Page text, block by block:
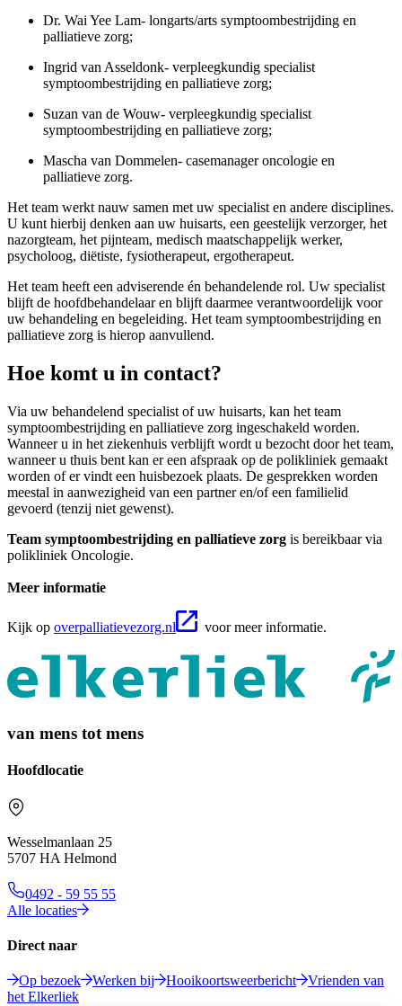
Dr. Wai Yee Lam- longarts/arts symptoombestrijding en
palliatieve zorg;
Ingrid van Asseldonk- verpleegkundig specialist
symptoombestrijding en palliatieve zorg;
Suzan van de Wouw- verpleegkundig specialist
symptoombestrijding en palliatieve zorg;
Mascha van Dommelen- casemanager oncologie en
palliatieve zorg.
Het team werkt nauw samen met uw specialist en andere disciplines.
U kunt hierbij denken aan uw huisarts, een geestelijk verzorger, het
nazorgteam, het pijnteam, medisch maatschappelijk werker,
psycholoog, diëtiste, fysiotherapeut, ergotherapeut.
Het team heeft een adviserende én behandelende rol. Uw specialist
blijft de hoofdbehandelaar en blijft daarmee verantwoordelijk voor
uw behandeling en begeleiding. Het team symptoombestrijding en
palliatieve zorg is hierop aanvullend.
Hoe komt u in contact?
Via uw behandelend specialist of uw huisarts, kan het team
symptoombestrijding en palliatieve zorg ingeschakeld worden.
Wanneer u in het ziekenhuis verblijft wordt u bezocht door het team,
wanneer u thuis bent kan er een afspraak op de polikliniek gemaakt
worden of er vindt een huisbezoek plaats. De gesprekken worden
meestal in aanwezigheid van een partner en/of een familielid
gevoerd (tenzij niet gewenst).
Team symptoombestrijding en palliatieve zorg is bereikbaar via
polikliniek Oncologie.
Meer informatie
Kijk op overpalliatievezorg.nl voor meer informatie.
van mens tot mens
Hoofdlocatie
Wesselmanlaan 25
5707 HA Helmond
0492 - 59 55 55
Alle locaties
Direct naar
Op bezoek Werken bij Hooikoortsweerbericht
Vrienden van
het Elkerliek